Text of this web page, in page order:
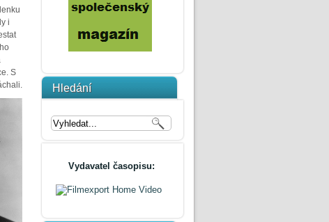
i
S
Hledání
Vydavatel časopisu: